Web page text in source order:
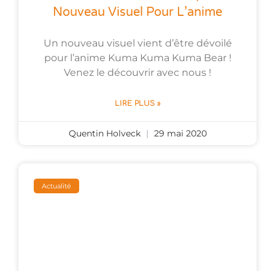
Nouveau Visuel Pour L’anime
Un nouveau visuel vient d’être dévoilé
pour l’anime Kuma Kuma Kuma Bear !
Venez le découvrir avec nous !
LIRE PLUS »
Quentin Holveck 29 mai 2020
Actualité